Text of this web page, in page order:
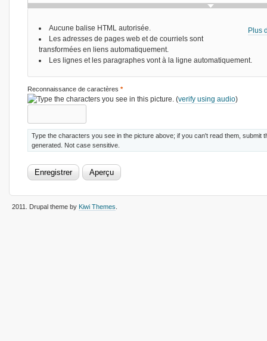
Plus
Aucune balise HTML autorisée.
Les adresses de pages web et de courriels sont
transformées en liens automatiquement.
Les lignes et les paragraphes vont à la ligne automatiquement.
Reconnaissance de caractères *
(verify using audio)
Type the characters you see in the picture above; if you can't read them, submit
generated. Not case sensitive.
2011 . Drupal theme by Kiwi Themes